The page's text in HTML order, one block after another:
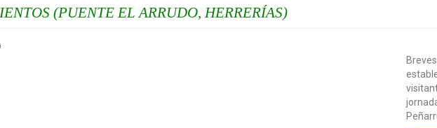
(PUENTE EL ARRUDO, HERRERÍAS)